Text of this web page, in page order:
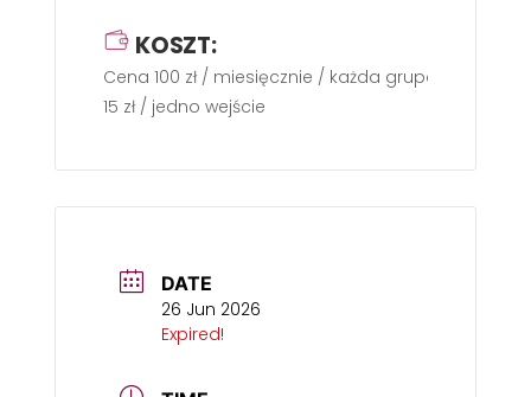
KOSZT:
Cena 100 zł / miesięcznie / każda grupa / dwa
15 zł / jedno wejście
DATE
26 Jun 2026
Expired!